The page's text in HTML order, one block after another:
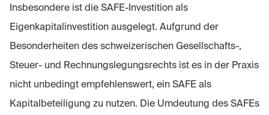
Insbesondere ist die SAFE-Investition als
Eigenkapitalinvestition ausgelegt. Aufgrund der
Besonderheiten des schweizerischen Gesellschafts-,
Steuer- und Rechnungslegungsrechts ist es in der Praxis
nicht unbedingt empfehlenswert, ein SAFE als
Kapitalbeteiligung zu nutzen. Die Umdeutung des SAFEs